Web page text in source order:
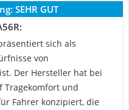
SEHR GUT
sich als
von
Der Hersteller hat bei
Tragekomfort und
Fahrer konzipiert, die